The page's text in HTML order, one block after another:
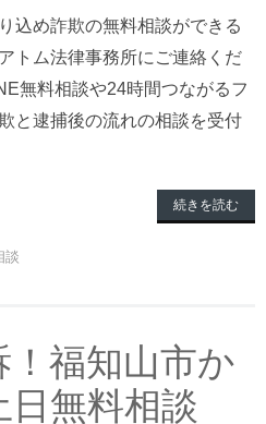
込め詐欺の無料相談ができる
トム法律事務所にご連絡くだ
無料相談や24時間つながるフ
と逮捕後の流れの相談を受付
続きを読む
談
福知山市か
日無料相談